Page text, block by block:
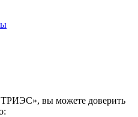
вы можете доверить